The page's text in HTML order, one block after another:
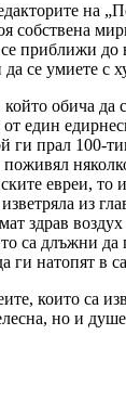
на
собствена
приближи до
да се умиете с
обича да
един
ги прал 100-
евреи, то
из
здрав воздух
са длъжни да
ги натопят в
които са
но и